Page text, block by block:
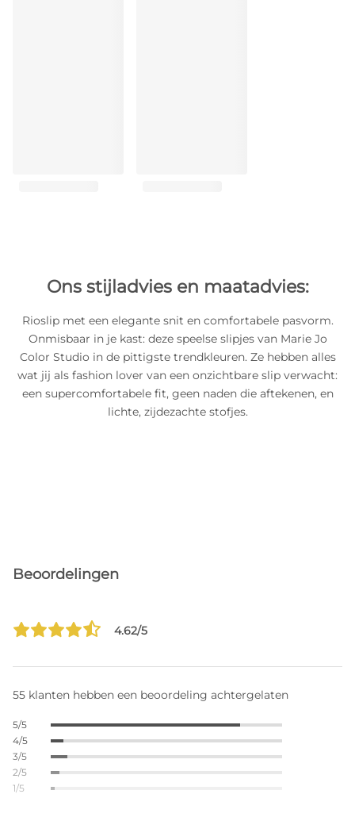
Ons stijladvies en maatadvies:
Rioslip met een elegante snit en comfortabele pasvorm.
Onmisbaar in je kast: deze speelse slipjes van Marie Jo
Color Studio in de pittigste trendkleuren. Ze hebben alles
wat jij als fashion lover van een onzichtbare slip verwacht:
een supercomfortabele fit, geen naden die aftekenen, en
lichte, zijdezachte stofjes.
Beoordelingen
4.62/5
55 klanten hebben een beoordeling achtergelaten
5/5
4/5
3/5
2/5
1/5